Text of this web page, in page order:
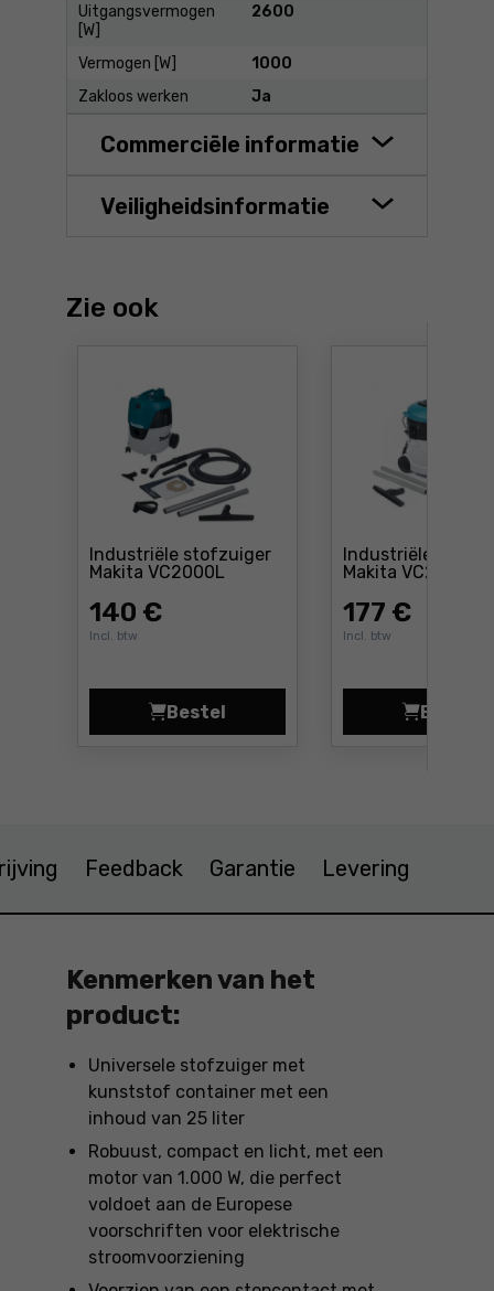
Uitgangsvermogen
[W]
2600
Vermogen [W]
1000
Zakloos werken
Ja
Commerciële informatie
Veiligheidsinformatie
Zie ook
Industriële stofzuiger
Makita VC2000L
140 €
Incl. btw
Bestel
Industriële stofzuiger Makita
Industriële
Makita VC2512L
177 €
Incl. btw
Bestel
Feedback Garantie Levering
Kenmerken van het
product:
Universele stofzuiger met
kunststof container met een
inhoud van 25 liter
Robuust, compact en licht, met een
motor van 1.000 W, die perfect
voldoet aan de Europese
voorschriften voor elektrische
stroomvoorziening